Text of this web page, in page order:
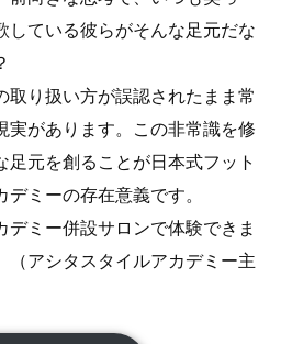
している彼らがそんな足元だな
取り扱い方が誤認されたまま常
実があります。この非常識を修
足元を創ることが日本式フット
ミーの存在意義です。
デミー併設サロンで体験できま
（アシタスタイルアカデミー主